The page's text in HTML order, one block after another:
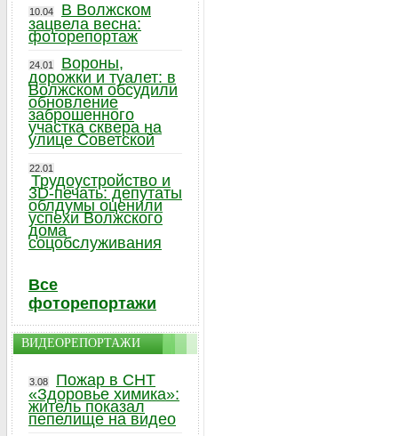
10.04
В Волжском
зацвела весна:
фоторепортаж
24.01
Вороны,
дорожки и туалет: в
Волжском обсудили
обновление
заброшенного
участка сквера на
улице Советской
22.01
Трудоустройство и
3D-печать: депутаты
облдумы оценили
успехи Волжского
дома
соцобслуживания
Все
фоторепортажи
ВИДЕОРЕПОРТАЖИ
3.08
Пожар в СНТ
«Здоровье химика»:
житель показал
пепелище на видео